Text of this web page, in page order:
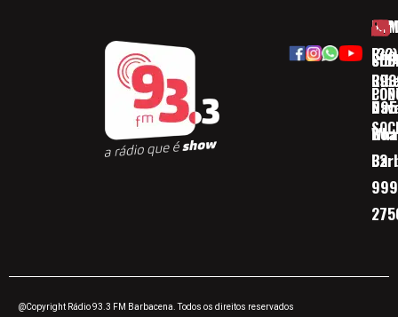
(32)
32
@Copyright Rádio 93.3 FM Barbacena. Todos os direitos reservados